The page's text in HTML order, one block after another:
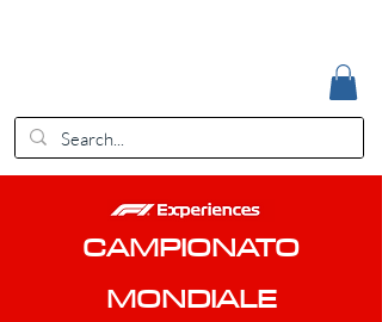
CAMPIONATO
MONDIALE